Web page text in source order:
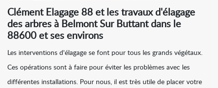
Clément Elagage 88 et les travaux d'élagage
des arbres à Belmont Sur Buttant dans le
88600 et ses environs
Les interventions d'élagage se font pour tous les grands végétaux.
Ces opérations sont à faire pour éviter les problèmes avec les
différentes installations. Pour nous, il est très utile de placer votre